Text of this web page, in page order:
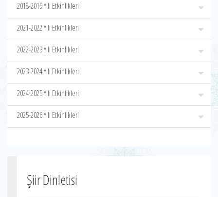
2018-2019 Yılı Etkinlikleri
2021-2022 Yılı Etkinlikleri
2022-2023 Yılı Etkinlikleri
2023-2024 Yılı Etkinlikleri
2024-2025 Yılı Etkinlikleri
2025-2026 Yılı Etkinlikleri
Şiir Dinletisi